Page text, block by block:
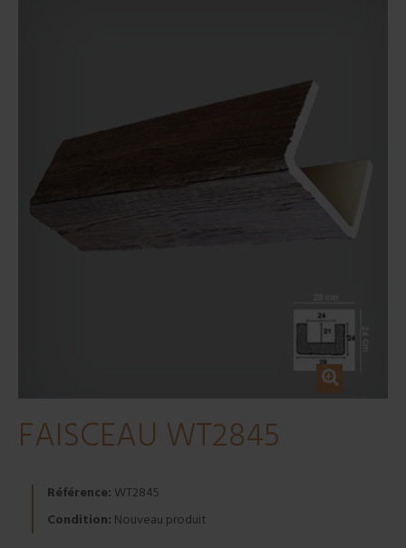
FAISCEAU WT2845
Référence: WT2845
Condition: Nouveau produit